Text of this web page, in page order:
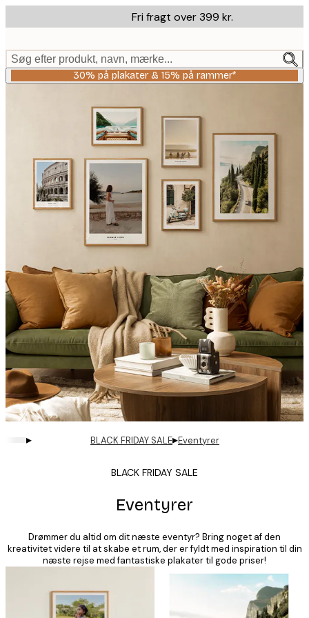
to
content.
Fri fragt over 399 kr.
Søg efter produkt, navn, mærke...
30% på plakater & 15% på rammer*
▸ BLACK FRIDAY SALE▸Eventyrer
BLACK FRIDAY SALE
Eventyrer
Drømmer du altid om dit næste eventyr? Bring noget af den
kreativitet videre til at skabe et rum, der er fyldt med inspiration til din
næste rejse med fantastiske plakater til gode priser!